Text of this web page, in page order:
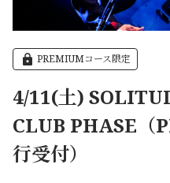
PREMIUMコース限定
4/11(土)
CLUB PHASE（
行受付）